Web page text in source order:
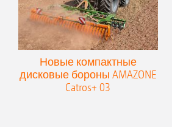
Новые компактные
дисковые бороны AMAZONE
Catros+ 03